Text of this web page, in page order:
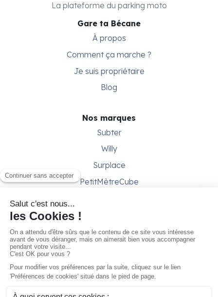
Gare ta Bécane
À propos
Comment ça marche ?
Je suis propriétaire
Blog
Nos marques
Subter
Willy
Surplace
PetitMètreCube
Besoin d'aide ?
Conditions générales
Gestion des cookies
La plateforme du parking moto